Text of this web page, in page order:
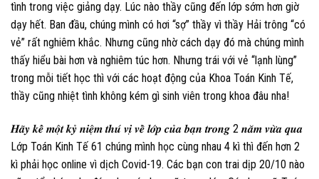
tình trong việc giảng dạy. Lúc nào thầy cũng đến lớp sớm hơn giờ
dạy hết. Ban đầu, chúng mình có hơi “sợ” thầy vì thầy Hải trông “có
vẻ” rất nghiêm khắc. Nhưng cũng nhờ cách dạy đó mà chúng mình
thấy hiểu bài hơn và nghiêm túc hơn. Nhưng trái với vẻ “lạnh lùng”
trong mỗi tiết học thì với các hoạt động của Khoa Toán Kinh Tế,
thầy cũng nhiệt tình không kém gì sinh viên trong khoa đâu nha!
𝑯𝒂̃𝒚 𝒌𝒆̂̉ 𝒎𝒐̣̂𝒕 𝒌𝒚̉ 𝒏𝒊𝒆̣̂𝒎 𝒕𝒉𝒖́ 𝒗𝒊̣ 𝒗𝒆̂̀ 𝒍𝒐̛́𝒑 𝒄𝒖̉𝒂 𝒃𝒂̣𝒏 𝒕𝒓𝒐𝒏𝒈 2 𝒏𝒂̆𝒎 𝒗𝒖̛̀𝒂 𝒒𝒖𝒂
Lớp Toán Kinh Tế 61 chúng mình học cùng nhau 4 kì thì đến hơn 2
kì phải học online vì dịch Covid-19. Các bạn con trai dịp 20/10 nào